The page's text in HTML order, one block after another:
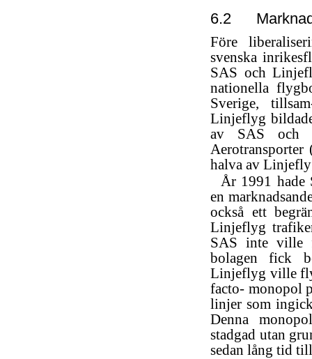
6.2
Före
svenska
SAS och
nationella
Sverige,
Linjeflyg
av SAS och
halva av
År 1991 hade
en
också ett
Linjeflyg
SAS inte ville
bolagen fick
Linjeflyg ville
facto- monopol
linjer som
Denna
stadgad utan
sedan lång tid